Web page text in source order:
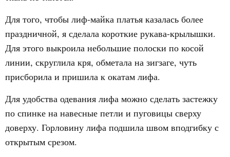
Для того, чтобы лиф-майка платья казалась более
праздничной, я сделала короткие рукава-крылышки.
Для этого выкроила небольшие полоски по косой
линии, скруглила кря, обметала на зигзаге, чуть
присборила и пришила к окатам лифа.
Для удобства одевания лифа можно сделать застежку
по спинке на навесные петли и пуговицы сверху
доверху. Горловину лифа подшила швом вподгибку с
открытым срезом.